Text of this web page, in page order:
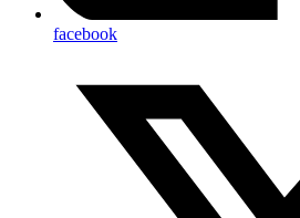
facebook